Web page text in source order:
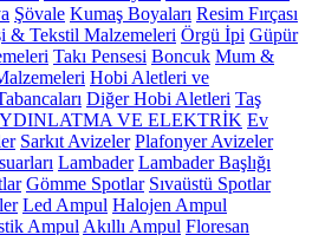
Şövale Kumaş Boyaları Resim Fırçası
& Tekstil Malzemeleri Örgü İpi Güpür
Takı Pensesi Boncuk Mum &
Hobi Aletleri ve
Diğer Hobi Aletleri Taş
VE ELEKTRİK Ev
Sarkıt Avizeler Plafonyer Avizeler
Lambader Lambader Başlığı
Gömme Spotlar Sıvaüstü Spotlar
Led Ampul Halojen Ampul
Ampul Akıllı Ampul Floresan